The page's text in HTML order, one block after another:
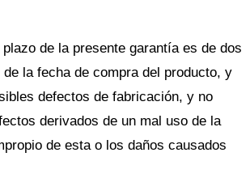
de la presente garantía es de dos
la fecha de compra del producto, y
defectos de fabricación, y no
derivados de un mal uso de la
de esta o los daños causados